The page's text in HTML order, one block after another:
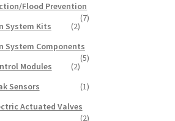
Flood Prevention
(7)
System Kits
(2)
System Components
(5)
Modules
(2)
Sensors
(1)
Actuated Valves
(2)